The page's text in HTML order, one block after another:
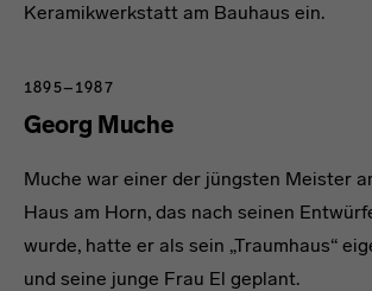
Keramikwerkstatt am Bauhaus ein.
Georg Muche
1895–1987
Muche war einer der jüngsten Meister
Haus am Horn, das nach seinen
wurde, hatte er als sein „Traumhaus“
und seine junge Frau El geplant.